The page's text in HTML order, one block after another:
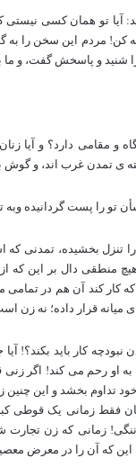
تو همان کسی نیستی
کن! مردم این سخن را
و پاسخش گفت، و ما
دارد؟ و آیا زنان
ی تمدن غرب اند، و
تو را پست گردانیده
بخشیده، تمدنی که
دال بر این که از
کار کند آن هم در تمامی
میانه قرار داده؛ نه زن
کار باید بکند؟!
رحم می کند! اگر زنی
تداوم بخشد و این
فقط زمانی یک قوطی
زمانی که زن تجارت
این که آن را در معرض